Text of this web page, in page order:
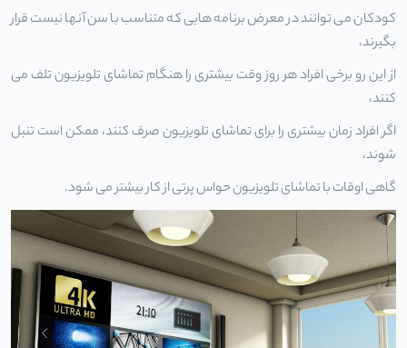
کودکان می توانند در معرض برنامه هایی که متناسب با سن آنها نیست قرار
بگیرند،
از این رو برخی افراد هر روز وقت بیشتری را هنگام تماشای تلویزیون تلف می
کنند،
اگر افراد زمان بیشتری را برای تماشای تلویزیون صرف کنند، ممکن است تنبل
شوند،
گاهی اوقات با تماشای تلویزیون حواس پرتی از کار بیشتر می شود.